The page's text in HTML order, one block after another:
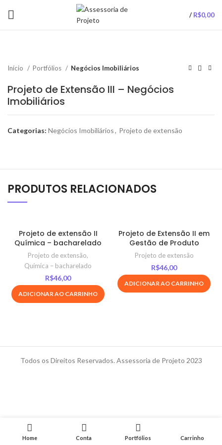
/ R$0,00
Início Portfólios Negócios Imobiliários
Projeto de Extensão III – Negócios
Imobiliários
Categorias: Negócios Imobiliários, Projeto de extensão
PRODUTOS RELACIONADOS
Projeto de extensão II
Química – bacharelado
Projeto de extensão,
Química – bacharelado
R$46,00
ADICIONAR AO CARRINHO
Projeto de Extensão II em
Gestão de Produto
Projeto de extensão
R$46,00
ADICIONAR AO CARRINHO
Todos os Direitos Reservados. Assessoria de Projeto 2023
Home Conta Portfólios Carrinho